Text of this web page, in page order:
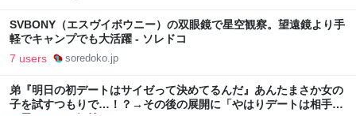
SVBONY（エスヴイボウニー）の双眼鏡で星空観察。望遠鏡より手
軽でキャンプでも大活躍 - ソレドコ
7 users soredoko.jp
弟『明日の初デートはサイゼって決めてるんだ』あんたまさか女の
子を試すつもりで…！？→その後の展開に「やはりデートは相手へ